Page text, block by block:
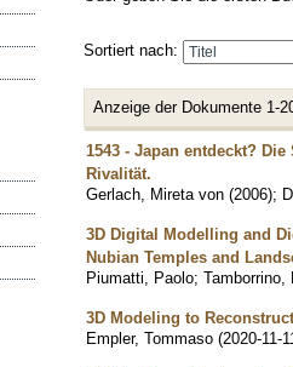
Sortiert nach:
Anzeige der Dokumente 1-
1543 - Japan entdeckt?
Rivalität.
Gerlach, Mireta von (2006);
3D Digital Modelling and
Nubian Temples and
Piumatti, Paolo; Tamborrino,
3D Modeling to
Empler, Tommaso (2020-11-